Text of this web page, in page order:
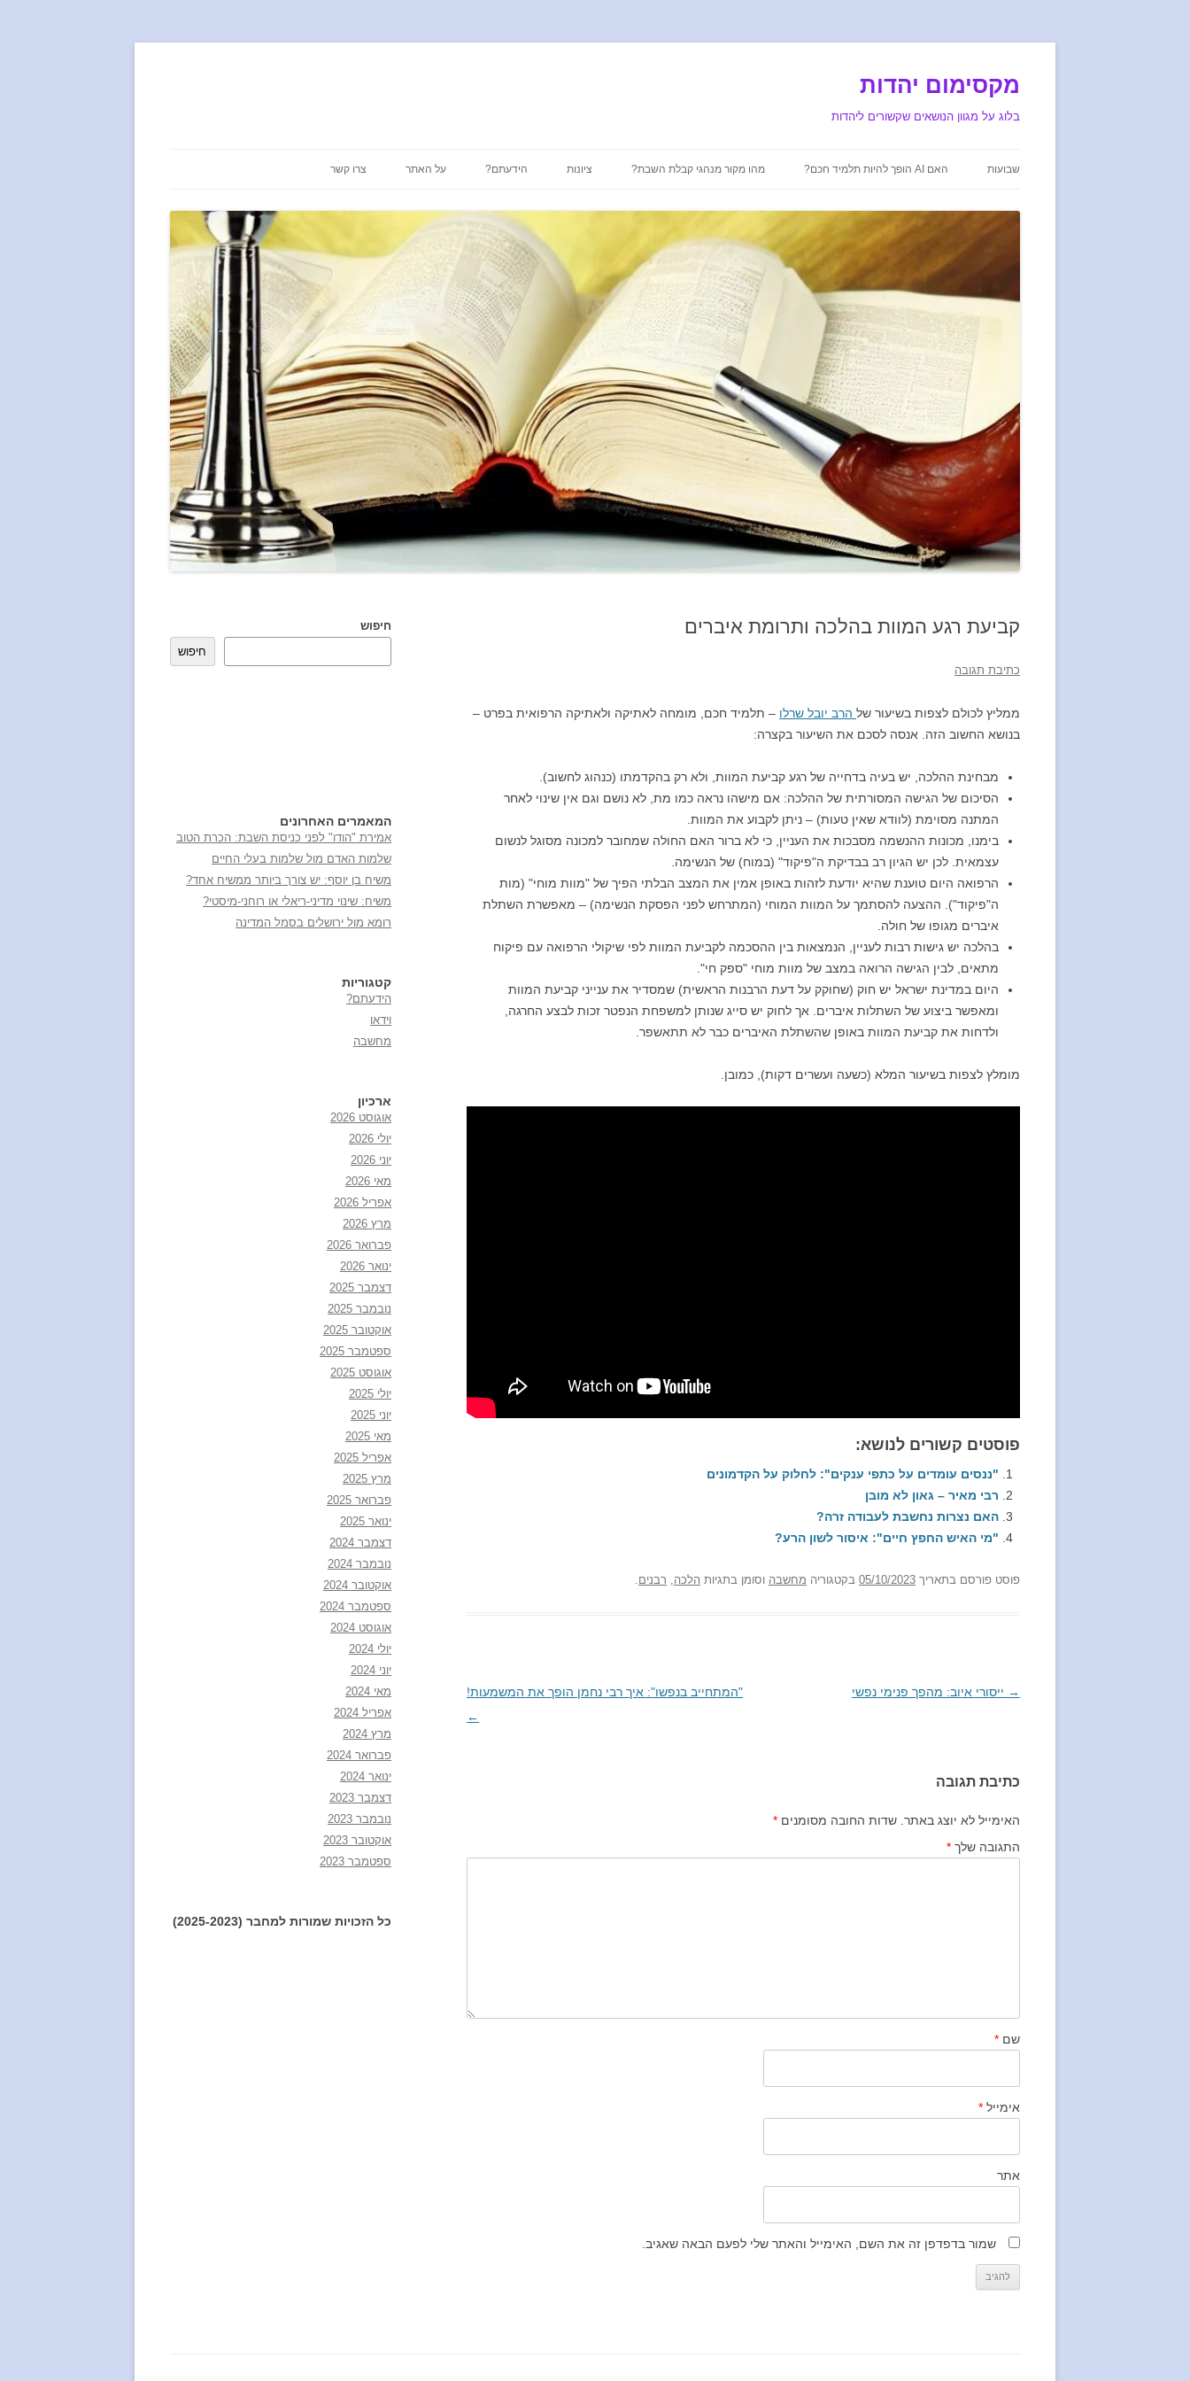
מקסימום יהדות
בלוג על מגוון הנושאים שקשורים ליהדות
לתוכן
שבועות האם AI הופך להיות תלמיד חכם? מהו מקור מנהגי קבלת השבת? ציונות הידעתם? על האתר צרו קשר
קביעת רגע המוות בהלכה ותרומת איברים
כתיבת תגובה
ממליץ לכולם לצפות בשיעור של הרב יובל שרלו – תלמיד חכם, מומחה לאתיקה ולאתיקה הרפואית בפרט –
בנושא החשוב הזה. אנסה לסכם את השיעור בקצרה:
מבחינת ההלכה, יש בעיה בדחייה של רגע קביעת המוות, ולא רק בהקדמתו (כנהוג לחשוב).
הסיכום של הגישה המסורתית של ההלכה: אם מישהו נראה כמו מת, לא נושם וגם אין שינוי לאחר
המתנה מסוימת (לוודא שאין טעות) – ניתן לקבוע את המוות.
בימנו, מכונות ההנשמה מסבכות את העניין, כי לא ברור האם החולה שמחובר למכונה מסוגל לנשום
עצמאית. לכן יש הגיון רב בבדיקת ה"פיקוד" (במוח) של הנשימה.
הרפואה היום טוענת שהיא יודעת לזהות באופן אמין את המצב הבלתי הפיך של "מוות מוחי" (מות
ה"פיקוד"). ההצעה להסתמך על המוות המוחי (המתרחש לפני הפסקת הנשימה) – מאפשרת השתלת
איברים מגופו של חולה.
בהלכה יש גישות רבות לעניין, הנמצאות בין ההסכמה לקביעת המוות לפי שיקולי הרפואה עם פיקוח
מתאים, לבין הגישה הרואה במצב של מוות מוחי "ספק חי".
היום במדינת ישראל יש חוק (שחוקק על דעת הרבנות הראשית) שמסדיר את ענייני קביעת המוות
ומאפשר ביצוע של השתלות איברים. אך לחוק יש סייג שנותן למשפחת הנפטר זכות לבצע החרגה,
ולדחות את קביעת המוות באופן שהשתלת האיברים כבר לא תתאשפר.
מומלץ לצפות בשיעור המלא (כשעה ועשרים דקות), כמובן.
פוסטים קשורים לנושא:
"ננסים עומדים על כתפי ענקים": לחלוק על הקדמונים
רבי מאיר – גאון לא מובן
האם נצרות נחשבת לעבודה זרה?
"מי האיש החפץ חיים": איסור לשון הרע?
פוסט פורסם בתאריך 05/10/2023 בקטגוריה מחשבה וסומן בתגיות הלכה רבנים
ניווט
→ ייסורי איוב: מהפך פנימי נפשי
"המתחייב בנפשו": איך רבי נחמן הופך את המשמעות!
←
כתיבת תגובה
האימייל לא יוצג באתר. שדות החובה מסומנים *
התגובה שלך *
שם *
אימייל *
אתר
שמור בדפדפן זה את השם, האימייל והאתר שלי לפעם הבאה שאגיב.
חיפוש
חיפוש
המאמרים האחרונים
אמירת "הודו" לפני כניסת השבת: הכרת הטוב
שלמות האדם מול שלמות בעלי החיים
משיח בן יוסף: יש צורך ביותר ממשיח אחד?
משיח: שינוי מדיני-ריאלי או רוחני-מיסטי?
רומא מול ירושלים בסמל המדינה
קטגוריות
הידעתם?
וידאו
מחשבה
ארכיון
אוגוסט 2026
יולי 2026
יוני 2026
מאי 2026
אפריל 2026
מרץ 2026
פברואר 2026
ינואר 2026
דצמבר 2025
נובמבר 2025
אוקטובר 2025
ספטמבר 2025
אוגוסט 2025
יולי 2025
יוני 2025
מאי 2025
אפריל 2025
מרץ 2025
פברואר 2025
ינואר 2025
דצמבר 2024
נובמבר 2024
אוקטובר 2024
ספטמבר 2024
אוגוסט 2024
יולי 2024
יוני 2024
מאי 2024
אפריל 2024
מרץ 2024
פברואר 2024
ינואר 2024
דצמבר 2023
נובמבר 2023
אוקטובר 2023
ספטמבר 2023
כל הזכויות שמורות למחבר (2025-2023)